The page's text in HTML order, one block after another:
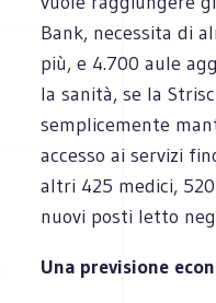
Bank, necessita di
più, e 4.700 aule
la sanità, se la
semplicemente
accesso ai servizi
altri 425 medici,
nuovi posti letto
Una previsione